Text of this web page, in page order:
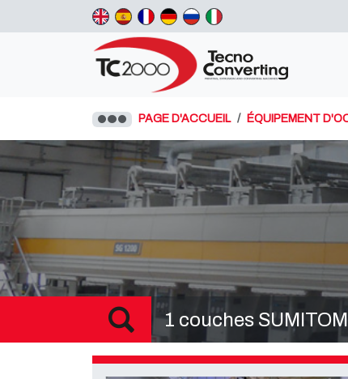
PAGE D'ACCUEIL ÉQUIPEMENT
1 couches